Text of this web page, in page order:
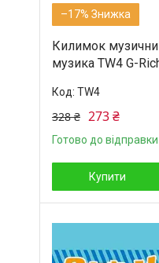
–17%
Килимок
музика TW4 G-
TW4
328 ₴ 273 ₴
Готово до відправки
Купити